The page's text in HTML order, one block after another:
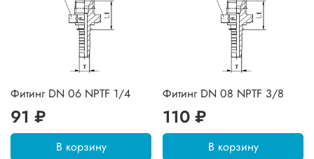
Фитинг DN 06 NPTF 1/4
91 ₽
В корзину
Фитинг DN 08 NPTF 3/8
110 ₽
В корзину